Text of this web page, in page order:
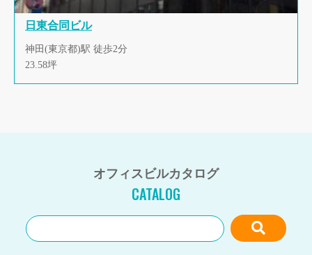
日東合同ビル
神田(東京都)駅 徒歩2分
23.58坪
オフィスビルカタログ
CATALOG